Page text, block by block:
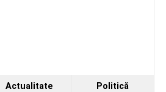
Actualitate Politică